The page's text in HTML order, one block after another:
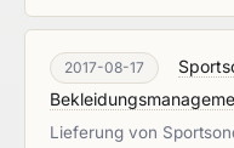
2017-08-17
Lieferung von